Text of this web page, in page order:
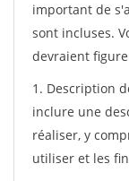
important de
sont incluses.
devraient
1. Description
inclure une
réaliser, y
utiliser et les